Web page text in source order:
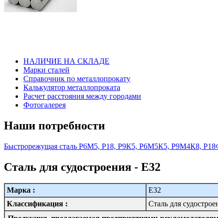
НАЛИЧИЕ НА СКЛАДЕ
Марки сталей
Справочник по металлопрокату
Калькулятор металлопроката
Расчет расстояния между городами
Фотогалерея
Наши потребности
Быстрорежущая сталь Р6М5, Р18, Р9К5, Р6М5К5, Р9М4К8,
Сталь для судостроения - Е32
Марка :
Е32
Классификация :
Сталь для